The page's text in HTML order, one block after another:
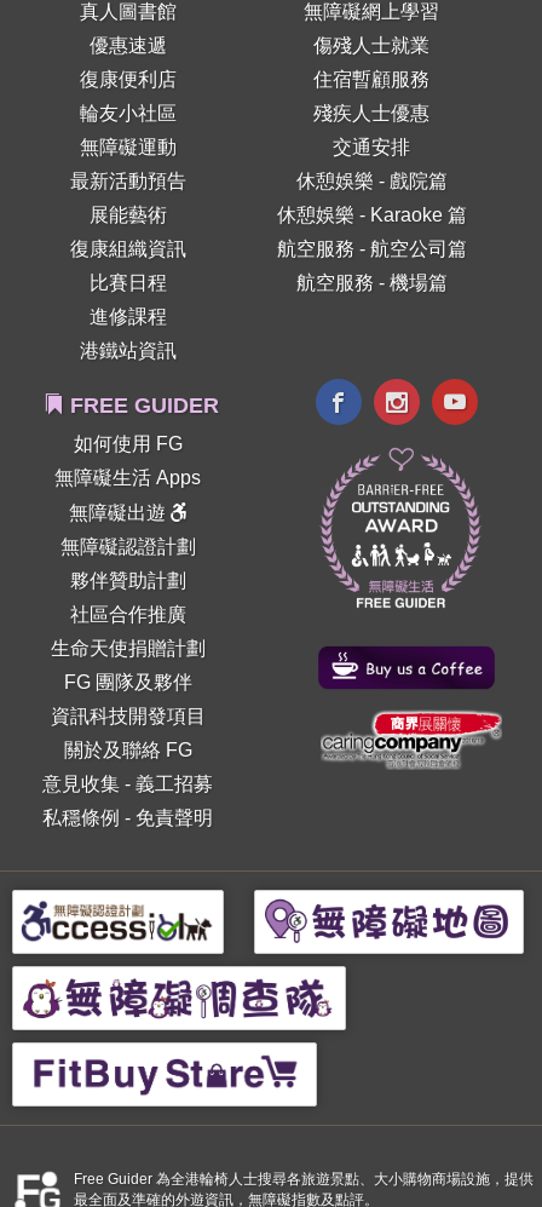
真人圖書館
優惠速遞
復康便利店
輪友小社區
無障礙運動
最新活動預告
展能藝術
復康組織資訊
比賽日程
進修課程
港鐵站資訊
無障礙網上學習
傷殘人士就業
住宿暫顧服務
殘疾人士優惠
交通安排
休憩娛樂 - 戲院篇
休憩娛樂 - Karaoke 篇
航空服務 - 航空公司篇
航空服務 - 機場篇
FREE GUIDER
如何使用 FG
無障礙生活 Apps
無障礙出遊
無障礙認證計劃
夥伴贊助計劃
社區合作推廣
生命天使捐贈計劃
FG 團隊及夥伴
資訊科技開發項目
關於及聯絡 FG
意見收集 -義工招募
私穩條例 - 免責聲明
Free Guider 為全港輪椅人士搜尋各旅遊景點、大小購物商場設施，提供
最全面及準確的外遊資訊，無障礙指數及點評。